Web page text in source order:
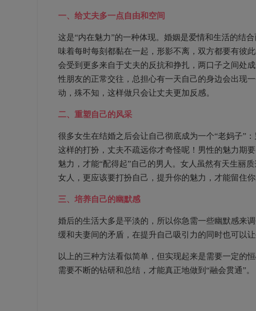
一、给丈夫多一点自由和空间
这是“内在魅力”的一种体现。婚姻是爱情和生活的结
味着每时每刻都黏在一起，形影不离，双方都要有彼
会受到更多来自于丈夫的反抗和挣扎，两口子之间处
性朋友的正常交往，总担心有一天自己的身边会出现
动，殊不知，这样做只会让丈夫更加反感。
二、重塑自己的风采
很多女生在结婚之后会让自己彻底成为一个“老妈子”
这样的打扮，丈夫不疏远你才奇怪呢！男性的魅力期
魅力，才能“配得起”自己的男人。女人虽然有天生丽
女人，更应该要打扮自己，提升你的魅力，才能留住你
三、培养自己的幽默感
婚后的生活大多是平淡的，所以你急需一些幽默感来
缓和夫妻间的矛盾，在提升自己吸引力的同时也可以
以上的三种方法看似简单，但实现起来是需要一定的
需要不断的钻研和总结，才能真正地做到“融会贯通”。